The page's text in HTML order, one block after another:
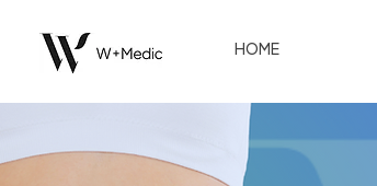
HOME